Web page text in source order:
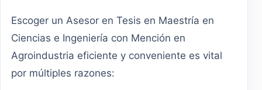
Escoger un Asesor en Tesis en Maestría en
Ciencias e Ingeniería con Mención en
Agroindustria eficiente y conveniente es vital
por múltiples razones: